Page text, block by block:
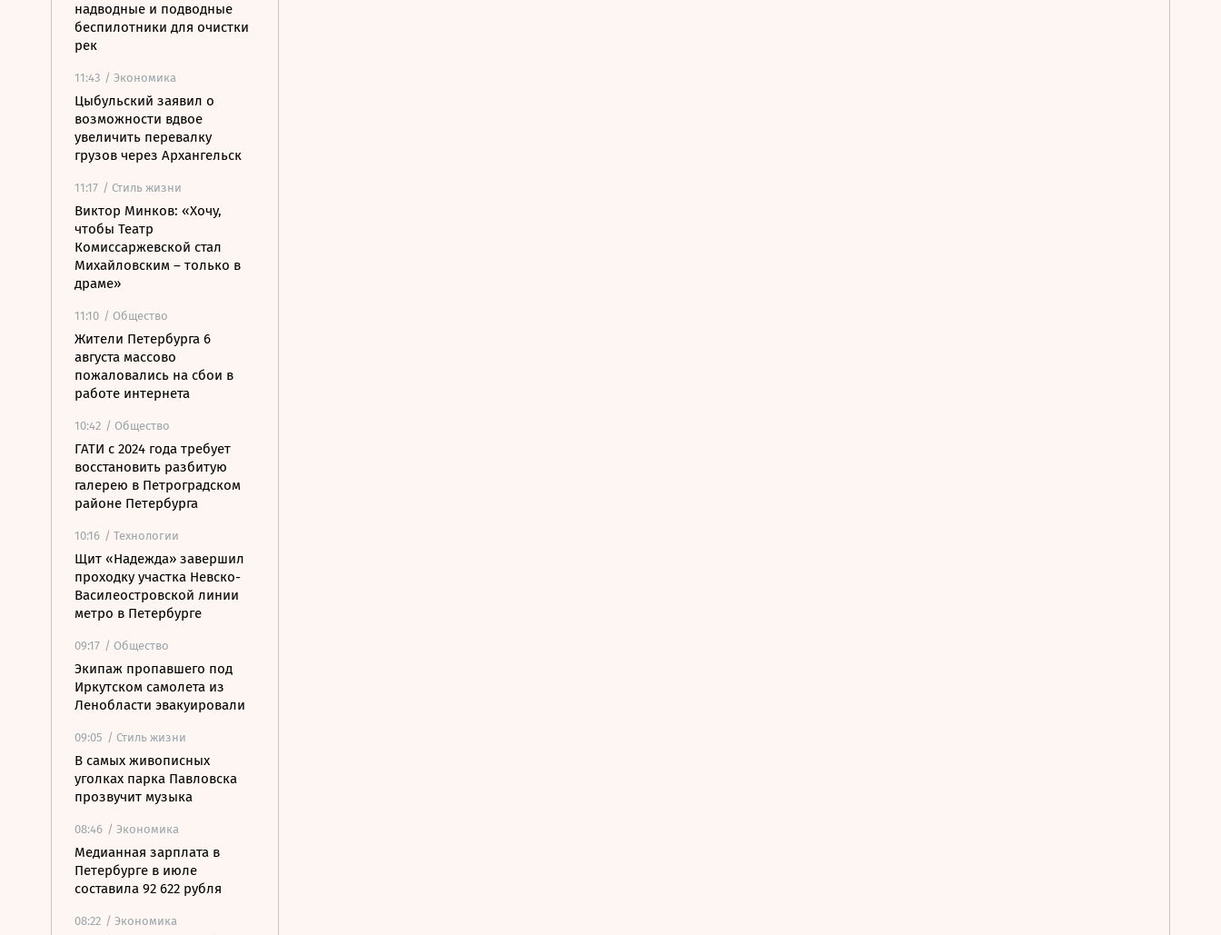
надводные и подводные
беспилотники для очистки
рек
11:43 / Экономика
Цыбульский заявил о
возможности вдвое
увеличить перевалку
грузов через Архангельск
11:17 / Стиль жизни
Виктор Минков: «Хочу,
чтобы Театр
Комиссаржевской стал
Михайловским – только в
драме»
11:10 / Общество
Жители Петербурга 6
августа массово
пожаловались на сбои в
работе интернета
10:42 / Общество
ГАТИ с 2024 года требует
восстановить разбитую
галерею в Петроградском
районе Петербурга
10:16 / Технологии
Щит «Надежда» завершил
проходку участка Невско-
Василеостровской линии
метро в Петербурге
09:17 / Общество
Экипаж пропавшего под
Иркутском самолета из
Ленобласти эвакуировали
09:05 / Стиль жизни
В самых живописных
уголках парка Павловска
прозвучит музыка
08:46 / Экономика
Медианная зарплата в
Петербурге в июле
составила 92 622 рубля
08:22 / Экономика